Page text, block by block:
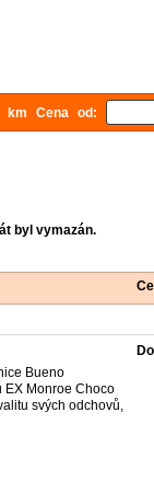
km Cena od:
byl vymazán.
Bueno
EX Monroe Choco
svých odchovů,